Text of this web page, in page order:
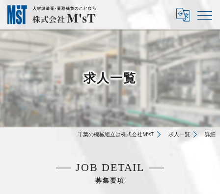
求人一覧
千葉の機械組立は株式会社M’sT 求人一覧 詳細
募集要項
JOB DETAIL